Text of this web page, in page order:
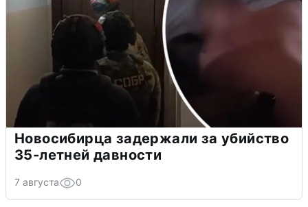
Новосибирца задержали за убийство
35-летней давности
7 августа 0